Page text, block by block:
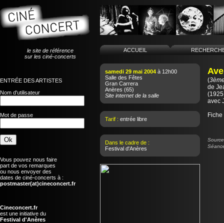
le site de référence
sur les ciné-concerts
ENTRÉE DES ARTISTES
Nom d'utilisateur
Mot de passe
Vous pouvez nous faire
part de vos remarques
ou nous envoyer des
dates de ciné-concerts à :
postmaster(at)cineconcert.fr
Cineconcert.fr
est une initiative du
Festival d'Anères
ACCUEIL
samedi 29 mai 2004 à 12h00
Salle des Fêtes
Gran Carrera
Anères (65)
Site internet de la salle
Tarif : entrée libre
Dans le cadre de :
Festival d'Anères
(
de
avec